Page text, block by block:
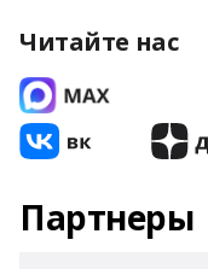
Читайте нас
Партнеры